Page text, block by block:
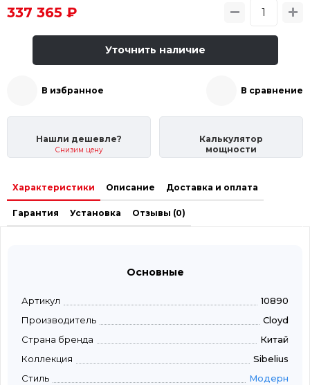
337 365 ₽
Уточнить наличие
В избранное В сравнение
Нашли дешевле?
Снизим цену
Калькулятор
мощности
Характеристики Описание Доставка и оплата
Гарантия Установка Отзывы (0)
Основные
Артикул
10890
Производитель
Cloyd
Страна бренда
Китай
Коллекция
Sibelius
Стиль
Модерн